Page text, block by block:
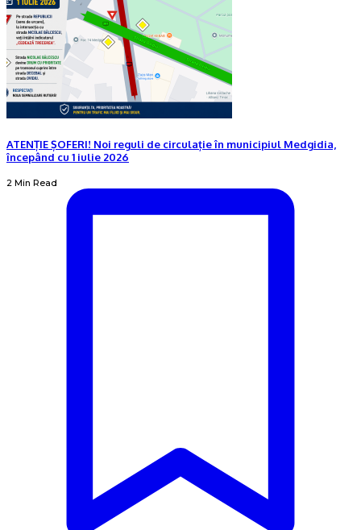
ATENȚIE ȘOFERI! Noi reguli de circulație în municipiul Medgidia,
începând cu 1 iulie 2026
2 Min Read